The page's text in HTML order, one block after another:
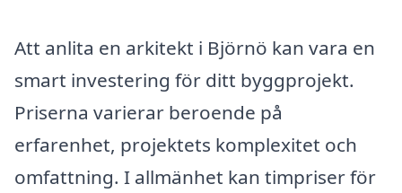
Att anlita en arkitekt i Björnö kan vara en
smart investering för ditt byggprojekt.
Priserna varierar beroende på
erfarenhet, projektets komplexitet och
omfattning. I allmänhet kan timpriser för